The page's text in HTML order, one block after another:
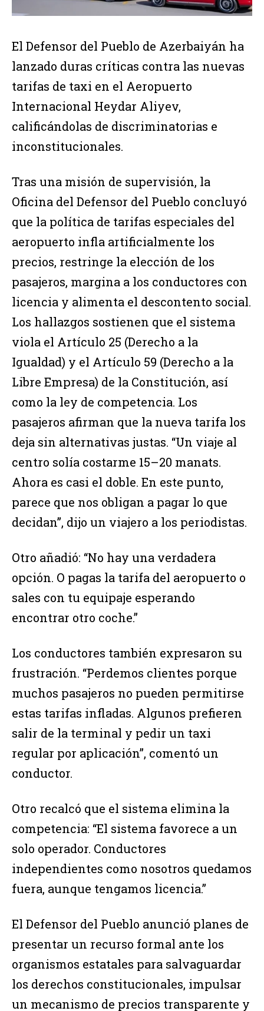
El Defensor del Pueblo de Azerbaiyán ha
lanzado duras críticas contra las nuevas
tarifas de taxi en el Aeropuerto
Internacional Heydar Aliyev,
calificándolas de discriminatorias e
inconstitucionales.
Tras una misión de supervisión, la
Oficina del Defensor del Pueblo concluyó
que la política de tarifas especiales del
aeropuerto infla artificialmente los
precios, restringe la elección de los
pasajeros, margina a los conductores con
licencia y alimenta el descontento social.
Los hallazgos sostienen que el sistema
viola el Artículo 25 (Derecho a la
Igualdad) y el Artículo 59 (Derecho a la
Libre Empresa) de la Constitución, así
como la ley de competencia. Los
pasajeros afirman que la nueva tarifa los
deja sin alternativas justas. “Un viaje al
centro solía costarme 15–20 manats.
Ahora es casi el doble. En este punto,
parece que nos obligan a pagar lo que
decidan”, dijo un viajero a los periodistas.
Otro añadió: “No hay una verdadera
opción. O pagas la tarifa del aeropuerto o
sales con tu equipaje esperando
encontrar otro coche.”
Los conductores también expresaron su
frustración. “Perdemos clientes porque
muchos pasajeros no pueden permitirse
estas tarifas infladas. Algunos prefieren
salir de la terminal y pedir un taxi
regular por aplicación”, comentó un
conductor.
Otro recalcó que el sistema elimina la
competencia: “El sistema favorece a un
solo operador. Conductores
independientes como nosotros quedamos
fuera, aunque tengamos licencia.”
El Defensor del Pueblo anunció planes de
presentar un recurso formal ante los
organismos estatales para salvaguardar
los derechos constitucionales, impulsar
un mecanismo de precios transparente y